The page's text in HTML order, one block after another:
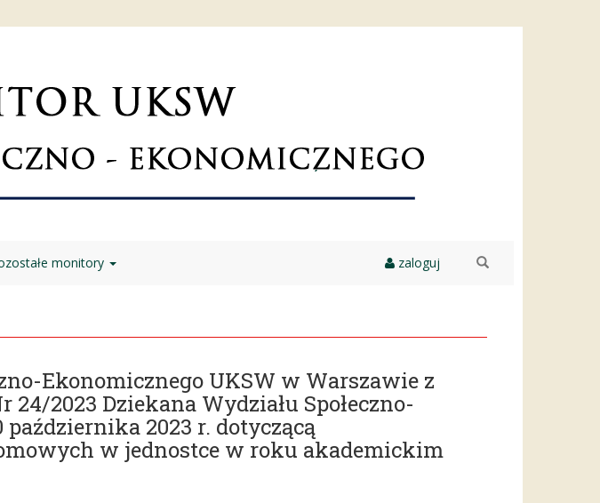
monitory zaloguj
Ekonomicznego UKSW w Warszawie z
2023 Dziekana Wydziału Społeczno-
2023 r. dotyczącą
w jednostce w roku akademickim